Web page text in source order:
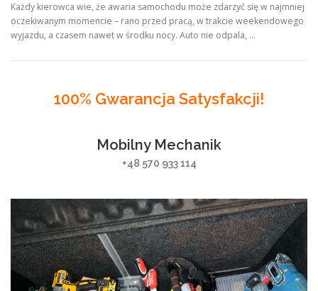
Każdy kierowca wie, że awaria samochodu może zdarzyć się w najmniej
oczekiwanym momencie – rano przed pracą, w trakcie weekendowego
wyjazdu, a czasem nawet w środku nocy. Auto nie odpala, …
100% Gwarancja Satysfakcji!
Mobilny Mechanik
+48 570 933 114